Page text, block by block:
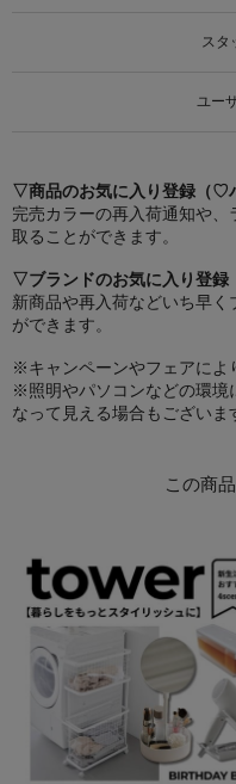
スタ
ユー
▽商品のお気に入り登録（♡
完売カラーの再入荷通知や
取ることができます。
▽ブランドのお気に入り登録
新商品や再入荷などいち早
ができます。
※キャンペーンやフェアによ
※照明やパソコンなどの環境
なって見える場合もございま
この商